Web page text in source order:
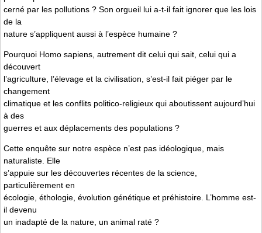
cerné par les pollutions ? Son orgueil lui a-t-il fait ignorer que les lois
de la
nature s’appliquent aussi à l’espèce humaine ?
Pourquoi Homo sapiens, autrement dit celui qui sait, celui qui a
découvert
l’agriculture, l’élevage et la civilisation, s’est-il fait piéger par le
changement
climatique et les conflits politico-religieux qui aboutissent aujourd’hui
à des
guerres et aux déplacements des populations ?
Cette enquête sur notre espèce n’est pas idéologique, mais
naturaliste. Elle
s’appuie sur les découvertes récentes de la science,
particulièrement en
écologie, éthologie, évolution génétique et préhistoire. L’homme est-
il devenu
un inadapté de la nature, un animal raté ?